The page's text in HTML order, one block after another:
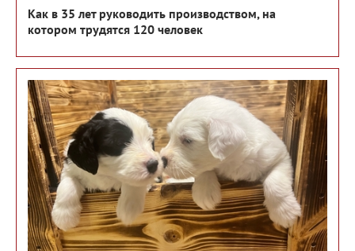
Как в 35 лет руководить производством, на
котором трудятся 120 человек